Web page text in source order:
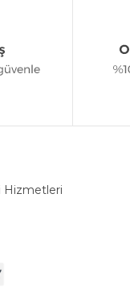
Hizmetleri